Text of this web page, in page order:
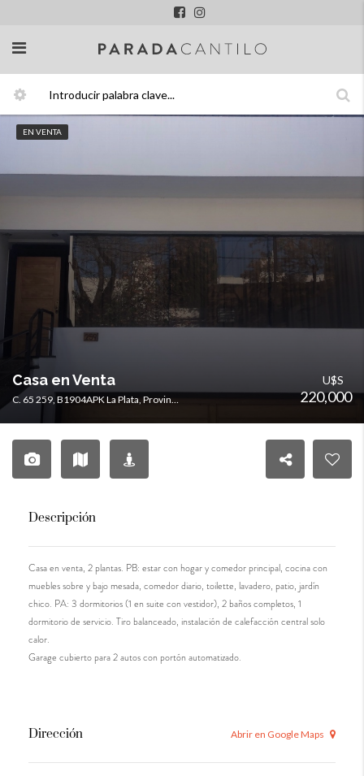
EN VENTA
Casa en Venta
C. 65 259, B1904APK La Plata, Provincia de Buenos Aires, Argentina
U$S
220,000
Descripción
Casa en venta, 2 plantas. PB: estar con hogar y comedor principal, cocina con
muebles sobre y bajo mesada, comedor diario, toilette, lavadero, patio, jardín
chico. PA: 3 dormitorios (1 en suite con vestidor), 2 baños completos, 1
dormitorio de servicio. Tiro balanceado, instalación de calefacción central solo
calor.
Garage cubierto para 2 autos con portón automatizado.
Dirección Abrir en Google Maps